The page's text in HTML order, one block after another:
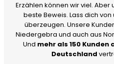
Erzählen können wir viel.
beste Beweis. Lass dich
überzeugen. Unsere
Niedergebra und auch aus
Und mehr als 150 Kunden
Deutschland